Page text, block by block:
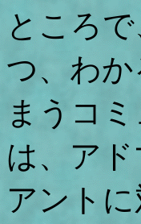
ところ
つ、わ
まうコ
は、ア
アント